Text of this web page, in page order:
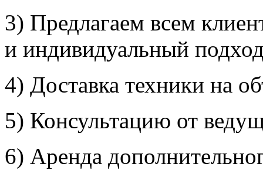
3) Предлагаем всем
и индивидуальный
4) Доставка техники на
5) Консультацию от
6) Аренда